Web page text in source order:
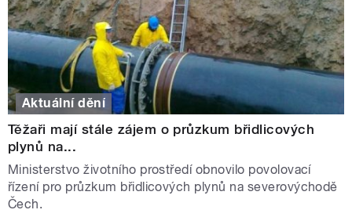
Aktuální dění
Těžaři mají stále zájem o průzkum břidlicových
plynů na...
Ministerstvo životního prostředí obnovilo povolovací
řízení pro průzkum břidlicových plynů na severovýchodě
Čech.